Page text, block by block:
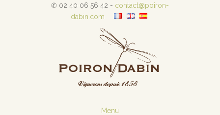
✆ 02 40 06 56 42 - contact@poiron-
dabin.com
Menu